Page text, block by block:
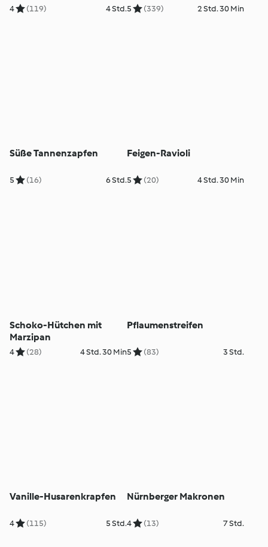
4 (119) 4 Std.5 (339) 2 Std. 30 Min
Süße Tannenzapfen
5 (16) 6 Std.
Feigen-Ravioli
5 (20) 4 Std. 30 Min
Schoko-Hütchen mit
Marzipan
4 (28) 4 Std. 30 Min
Pflaumenstreifen
5 (83) 3 Std.
Vanille-Husarenkrapfen
4 (115) 5 Std.
Nürnberger Makronen
4 (13) 7 Std.